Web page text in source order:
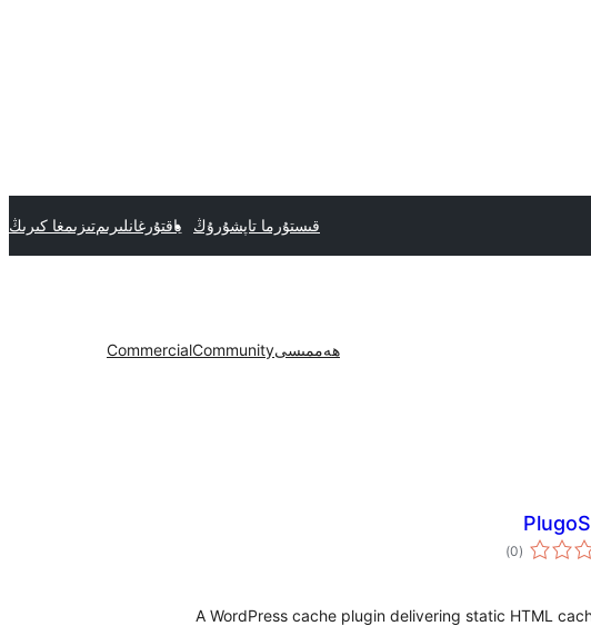
قىستۇرما تاپشۇرۇڭ ياقتۇرغانلىرىمتىزىمغا كىرىڭ
ھەممىسىCommunity
Commercial
(0 ئومۇمىي
دەرىجە
)
A WordPress cache plugin delivering static HTML